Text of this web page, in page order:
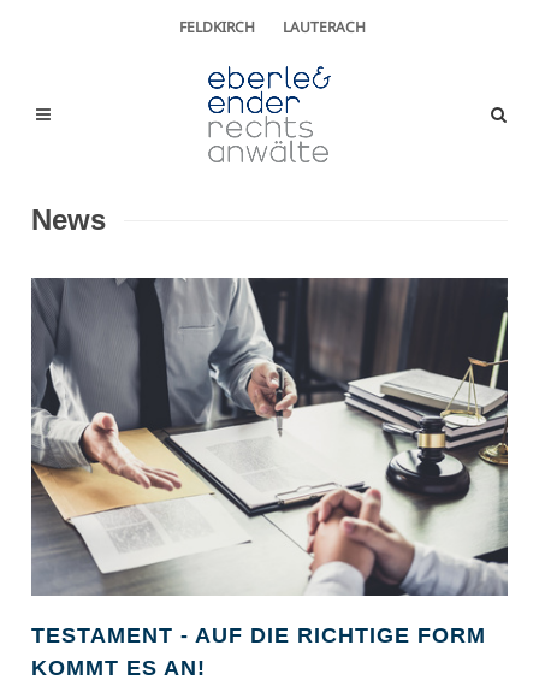
FELDKIRCH LAUTERACH
News
TESTAMENT - AUF DIE RICHTIGE FORM
KOMMT ES AN!